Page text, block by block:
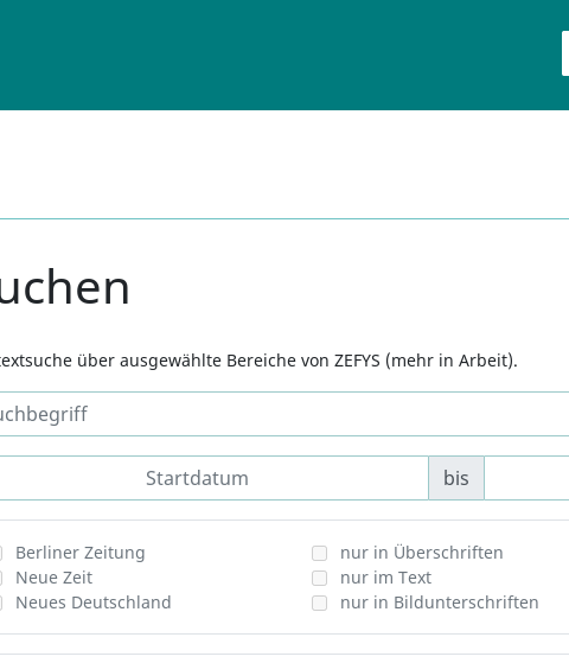
über ausgewählte Bereiche von ZEFYS (mehr in Arbeit).
bis
Berliner Zeitung
Neue Zeit
Neues Deutschland
nur in Überschriften
nur im Text
nur in Bildunterschriften